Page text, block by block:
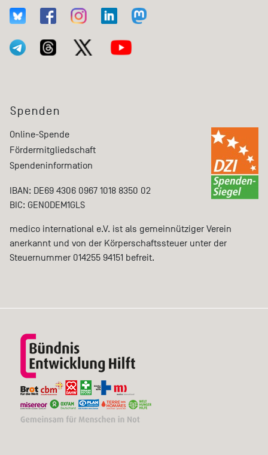
Spenden
Online-Spende
Fördermitgliedschaft
Spendeninformation
IBAN: DE69 4306 0967 1018 8350 02
BIC: GENODEM1GLS
medico international e.V. ist als gemeinnütziger Verein
anerkannt und von der Körperschaftssteuer unter der
Steuernummer 014255 94151 befreit.